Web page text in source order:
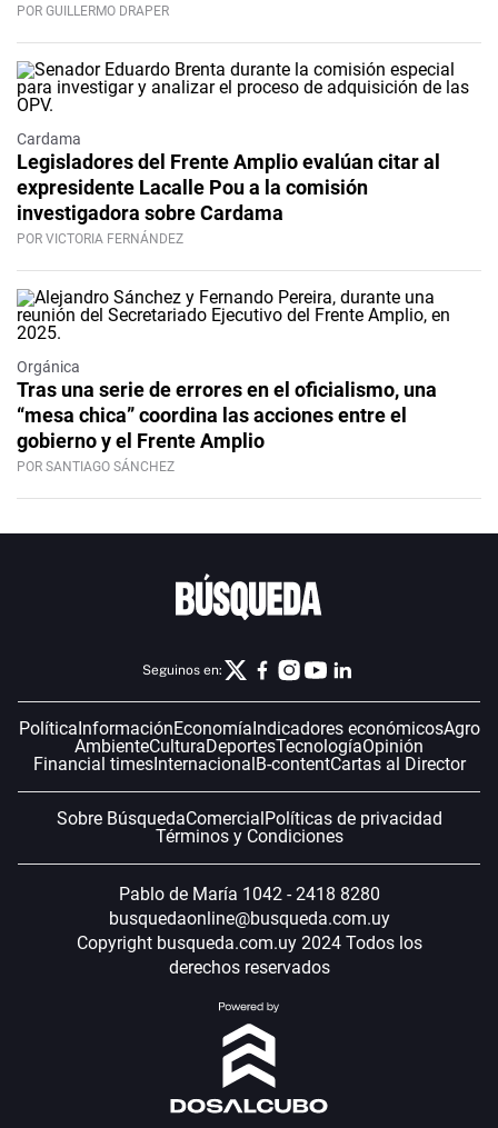
POR GUILLERMO DRAPER
Cardama
Legisladores del Frente Amplio evalúan citar al
expresidente Lacalle Pou a la comisión
investigadora sobre Cardama
POR VICTORIA FERNÁNDEZ
Orgánica
Tras una serie de errores en el oficialismo, una
“mesa chica” coordina las acciones entre el
gobierno y el Frente Amplio
POR SANTIAGO SÁNCHEZ
Seguinos en:
PolíticaInformaciónEconomíaIndicadores económicosAgro
AmbienteCulturaDeportesTecnologíaOpinión
Financial timesInternacionalB-contentCartas al Director
Sobre BúsquedaComercialPolíticas de privacidad
Términos y Condiciones
Pablo de María 1042 - 2418 8280
busquedaonline@busqueda.com.uy
Copyright busqueda.com.uy 2024 Todos los
derechos reservados